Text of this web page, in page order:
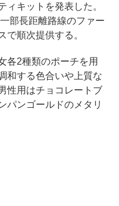
ィキットを発表した。
部長距離路線のファー
で順次提供する。
各2種類のポーチを用
和する色合いや上質な
性用はチョコレートブ
パンゴールドのメタリ